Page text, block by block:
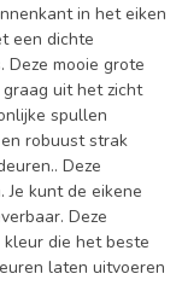
in het eiken
een dichte
mooie grote
uit het zicht
spullen
robuust strak
Deze
kunt de eikene
Deze
die het beste
laten uitvoeren